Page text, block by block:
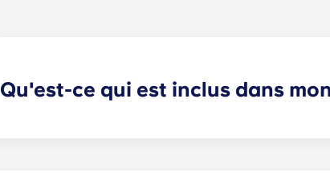
Qu'est-ce qui est inclus dans